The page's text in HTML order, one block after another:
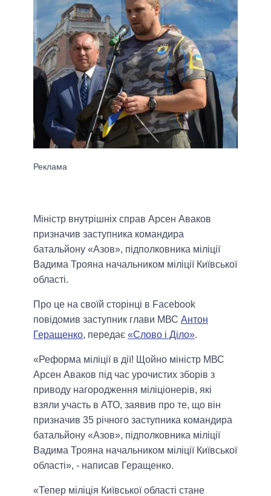
Міністр внутрішніх справ Арсен Аваков
призначив заступника командира
батальйону «Азов», підполковника міліції
Вадима Трояна начальником міліції Київської
області.
Про це на своїй сторінці в Facebook
повідомив заступник глави МВС Антон
Геращенко, передає «Слово і Діло».
«Реформа міліції в дії! Щойно міністр МВС
Арсен Аваков під час урочистих зборів з
приводу нагородження міліціонерів, які
взяли участь в АТО, заявив про те, що він
призначив 35 річного заступника командира
батальйону «Азов», підполковника міліції
Вадима Трояна начальником міліції Київської
області», - написав Геращенко.
«Тепер міліція Київської області стане